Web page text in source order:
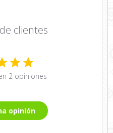
clientes
2 opiniones
opinión